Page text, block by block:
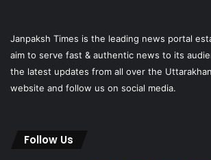
Janpaksh Times is the leading news portal
aim to serve fast & authentic news to its
the latest updates from all over the
website and follow us on social media.
Follow Us